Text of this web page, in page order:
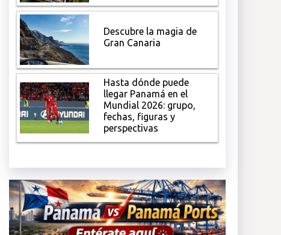
Descubre la magia de
Gran Canaria
Hasta dónde puede
llegar Panamá en el
Mundial 2026: grupo,
fechas, figuras y
perspectivas